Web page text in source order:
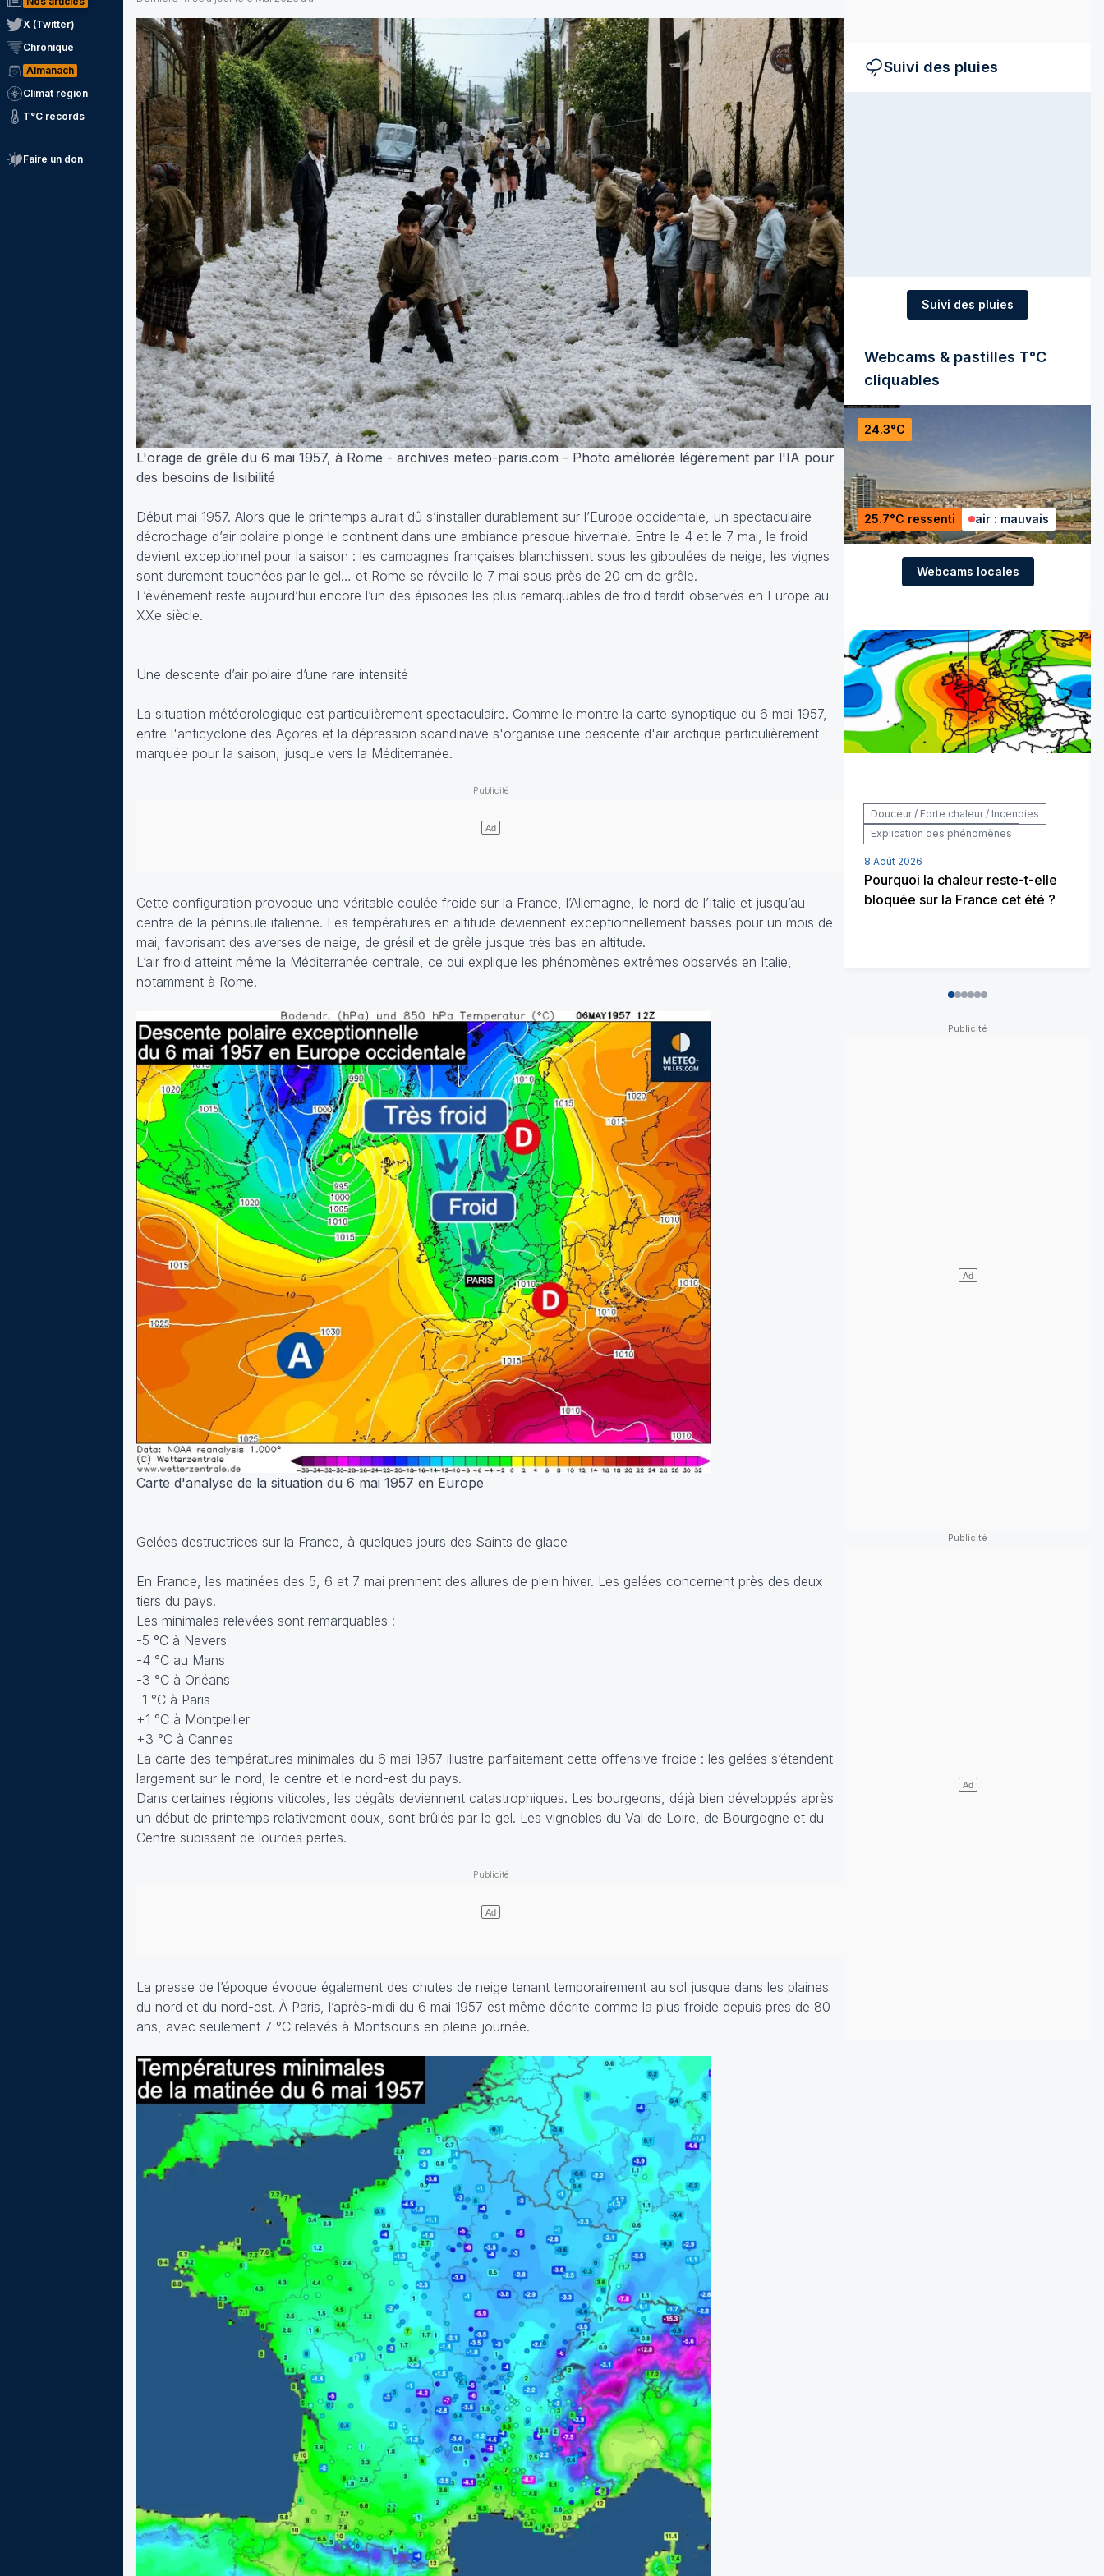
X (Twitter)
Chronique
Almanach
Climat région
T°C records
Faire un don
L'orage de grêle du 6 mai 1957, à Rome - archives meteo-paris.com - Photo améliorée légèrement par l'IA pour
des besoins de lisibilité
Début mai 1957. Alors que le printemps aurait dû s’installer durablement sur l’Europe occidentale, un spectaculaire
décrochage d’air polaire plonge le continent dans une ambiance presque hivernale. Entre le 4 et le 7 mai, le froid
devient exceptionnel pour la saison : les campagnes françaises blanchissent sous les giboulées de neige, les vignes
sont durement touchées par le gel… et Rome se réveille le 7 mai sous près de 20 cm de grêle.
L’événement reste aujourd’hui encore l’un des épisodes les plus remarquables de froid tardif observés en Europe au
XXe siècle.
Une descente d’air polaire d’une rare intensité
La situation météorologique est particulièrement spectaculaire. Comme le montre la carte synoptique du 6 mai 1957,
entre l'anticyclone des Açores et la dépression scandinave s'organise une descente d'air arctique particulièrement
marquée pour la saison, jusque vers la Méditerranée.
Cette configuration provoque une véritable coulée froide sur la France, l’Allemagne, le nord de l’Italie et jusqu’au
centre de la péninsule italienne. Les températures en altitude deviennent exceptionnellement basses pour un mois de
mai, favorisant des averses de neige, de grésil et de grêle jusque très bas en altitude.
L’air froid atteint même la Méditerranée centrale, ce qui explique les phénomènes extrêmes observés en Italie,
notamment à Rome.
Carte d'analyse de la situation du 6 mai 1957 en Europe
Gelées destructrices sur la France, à quelques jours des Saints de glace
En France, les matinées des 5, 6 et 7 mai prennent des allures de plein hiver. Les gelées concernent près des deux
tiers du pays.
Les minimales relevées sont remarquables :
-5 °C à Nevers
-4 °C au Mans
-3 °C à Orléans
-1 °C à Paris
+1 °C à Montpellier
+3 °C à Cannes
La carte des températures minimales du 6 mai 1957 illustre parfaitement cette offensive froide : les gelées s’étendent
largement sur le nord, le centre et le nord-est du pays.
Dans certaines régions viticoles, les dégâts deviennent catastrophiques. Les bourgeons, déjà bien développés après
un début de printemps relativement doux, sont brûlés par le gel. Les vignobles du Val de Loire, de Bourgogne et du
Centre subissent de lourdes pertes.
La presse de l’époque évoque également des chutes de neige tenant temporairement au sol jusque dans les plaines
du nord et du nord-est. À Paris, l’après-midi du 6 mai 1957 est même décrite comme la plus froide depuis près de 80
ans, avec seulement 7 °C relevés à Montsouris en pleine journée.
Suivi des pluies
Suivi des pluies
Webcams & pastilles T°C
cliquables
24.3°C
25.7°C ressenti air : mauvais
Webcams locales
Douceur / Forte chaleur / Incendies
Explication des phénomènes
8 Août 2026
Pourquoi la chaleur reste-t-elle
bloquée sur la France cet été ?
012345